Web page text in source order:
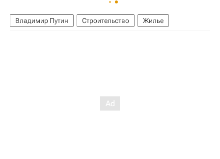
Владимир Путин Строительство Жилье